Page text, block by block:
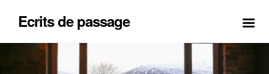
Ecrits de passage